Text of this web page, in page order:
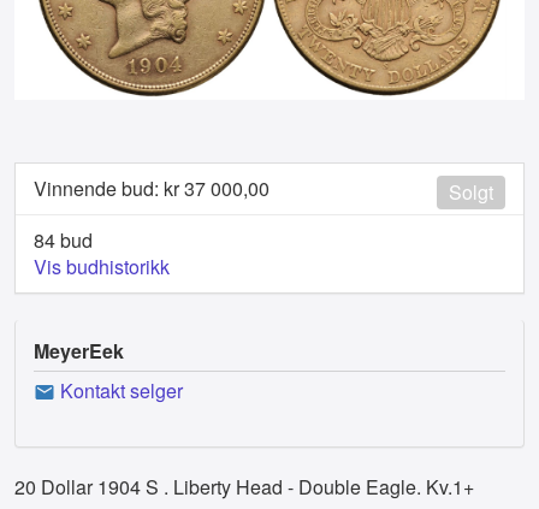
Solgt
Vinnende bud: kr37 000,00
84 bud
Vis budhistorikk
MeyerEek
Kontakt selger
20 Dollar 1904 S . Liberty Head - Double Eagle. Kv.1+